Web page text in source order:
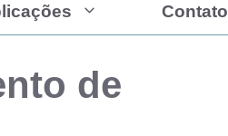
Contato
de